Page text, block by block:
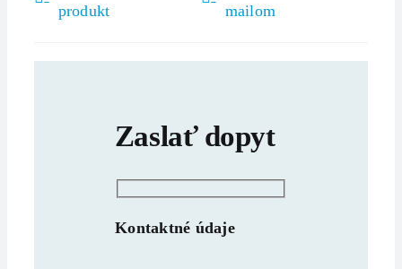
produkt
mailom
Zaslať dopyt
Kontaktné údaje